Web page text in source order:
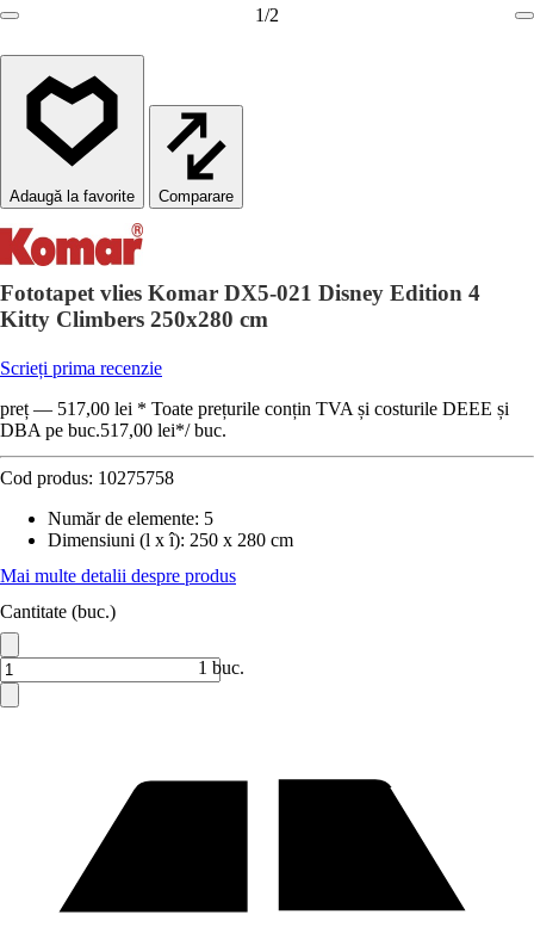
1/2
Comparare
Fototapet vlies Komar DX5-021 Disney Edition 4
Kitty Climbers 250x280 cm
Scrieți prima recenzie
preț — 517,00 lei * Toate prețurile conțin TVA și costurile DEEE și
DBA pe buc.517,00 lei*/ buc.
Cod produs: 10275758
Număr de elemente: 5
Dimensiuni (l x î): 250 x 280 cm
Mai multe detalii despre produs
Cantitate (buc.)
1 buc.